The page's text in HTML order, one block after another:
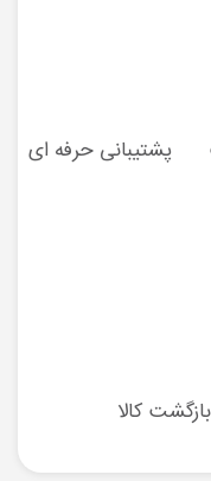
پشتیبانی حرفه ای